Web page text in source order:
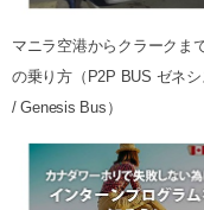
マニラ空港からクラークま
の乗り方（P2P BUS ゼネシ
/ Genesis Bus）